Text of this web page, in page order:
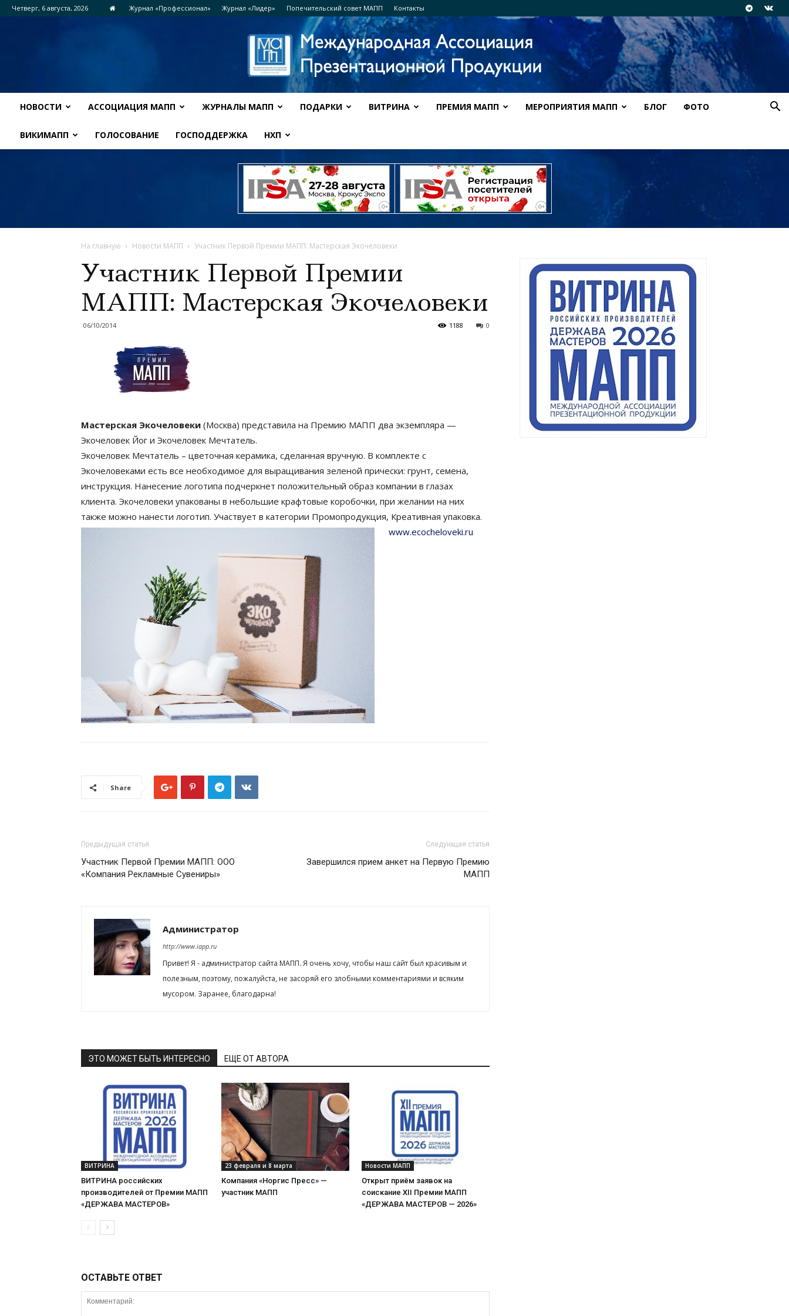
Четверг, 6 августа, 2026 Журнал «Профессионал» Журнал «Лидер» Попечительский совет МАПП Контакты
НОВОСТИ АССОЦИАЦИЯ МАПП ЖУРНАЛЫ МАПП ПОДАРКИ ВИТРИНА ПРЕМИЯ МАПП МЕРОПРИЯТИЯ МАПП БЛОГ ФОТО
ВИКИМАПП ГОЛОСОВАНИЕ ГОСПОДДЕРЖКА НХП
На главную Новости МАПП Участник Первой Премии МАПП: Мастерская Экочеловеки
Участник Первой Премии
МАПП: Мастерская Экочеловеки
06/10/2014 0
1188
Мастерская Экочеловеки (Москва) представила на Премию МАПП два экземпляра —
Экочеловек Йог и Экочеловек Мечтатель.
Экочеловек Мечтатель – цветочная керамика, сделанная вручную. В комплекте с
Экочеловеками есть все необходимое для выращивания зеленой прически: грунт, семена,
инструкция. Нанесение логотипа подчеркнет положительный образ компании в глазах
клиента. Экочеловеки упакованы в небольшие крафтовые коробочки, при желании на них
также можно нанести логотип. Участвует в категории Промопродукция, Креативная упаковка.
www.ecocheloveki.ru
Share
Предыдущая статья
Участник Первой Премии МАПП: ООО
«Компания Рекламные Сувениры»
Следующая статья
Завершился прием анкет на Первую Премию
МАПП
Администратор
http://www.iapp.ru
Привет! Я - администратор сайта МАПП. Я очень хочу, чтобы наш сайт был красивым и
полезным, поэтому, пожалуйста, не засоряй его злобными комментариями и всяким
мусором. Заранее, благодарна!
ЭТО МОЖЕТ БЫТЬ ИНТЕРЕСНО ЕЩЕ ОТ АВТОРА
ВИТРИНА
ВИТРИНА российских
производителей от Премии МАПП
«ДЕРЖАВА МАСТЕРОВ»
23 февраля и 8 марта
Компания «Норгис Пресс» —
участник МАПП
Новости МАПП
Открыт приём заявок на
соискание XII Премии МАПП
«ДЕРЖАВА МАСТЕРОВ — 2026»
ОСТАВЬТЕ ОТВЕТ